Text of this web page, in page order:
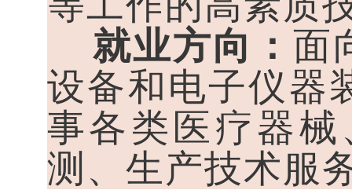
就业方向： 面
设备和电子仪器
事各类医疗器
测、生产技术服